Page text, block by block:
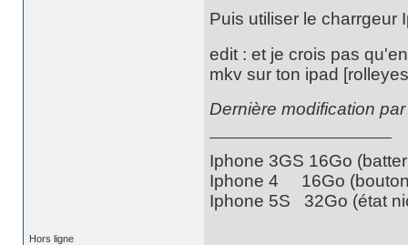
Puis utiliser le charrgeur
edit : et je crois pas
mkv sur ton ipad
Dernière modification
Iphone 3GS 16Go
Iphone 4 16Go
Iphone 5S 32Go (état
Hors ligne